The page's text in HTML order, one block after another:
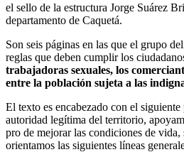
el sello de la estructura Jorge Suárez
departamento de Caquetá.
Son seis páginas en las que el grupo
reglas que deben cumplir los
trabajadoras sexuales, los
entre la población sujeta a las
El texto es encabezado con el
autoridad legítima del territorio,
pro de mejorar las condiciones de
orientamos las siguientes líneas